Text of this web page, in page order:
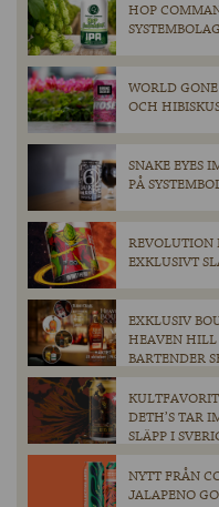
HOP
WORLD
OCH
SNAKE EYES
PÅ
REVOLUTION
EXKLUSIVT
EXKLUSIV
HEAVEN HILL
BARTENDER
DETH’S TAR
SLÄPP I
NYTT FRÅN
JALAPENO